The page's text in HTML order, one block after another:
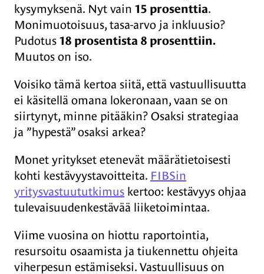
kysymyksenä. Nyt vain 15 prosenttia.
Monimuotoisuus, tasa-arvo ja inkluusio?
Pudotus 18 prosentista 8 prosenttiin.
Muutos on iso.
Voisiko tämä kertoa siitä, että vastuullisuutta
ei käsitellä omana lokeronaan, vaan se on
siirtynyt, minne pitääkin? Osaksi strategiaa
ja ”hypestä” osaksi arkea?
Monet yritykset etenevät määrätietoisesti
kohti kestävyystavoitteita. FIBSin
yritysvastuututkimus kertoo: kestävyys ohjaa
tulevaisuudenkestävää liiketoimintaa.
Viime vuosina on hiottu raportointia,
resursoitu osaamista ja tiukennettu ohjeita
viherpesun estämiseksi. Vastuullisuus on